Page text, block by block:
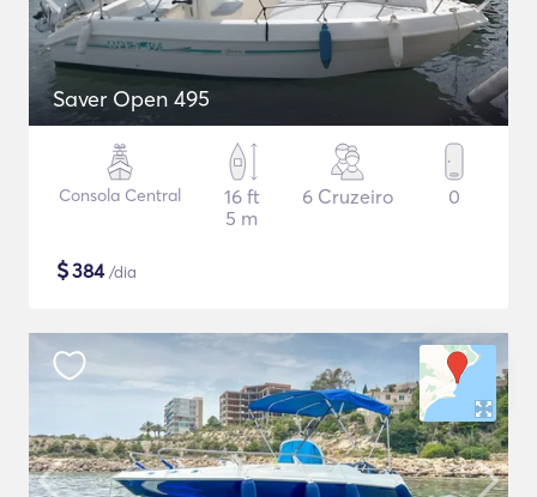
Saver Open 495
Consola Central
16 ft
5 m
6 Cruzeiro 0
$384/dia